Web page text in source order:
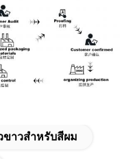
ขาวสําหรับสีผม